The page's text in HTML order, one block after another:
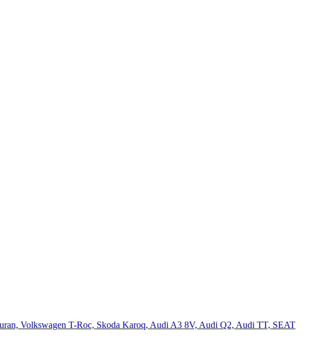
Volkswagen T-Roc, Skoda Karoq, Audi A3 8V, Audi Q2, Audi TT, SEAT